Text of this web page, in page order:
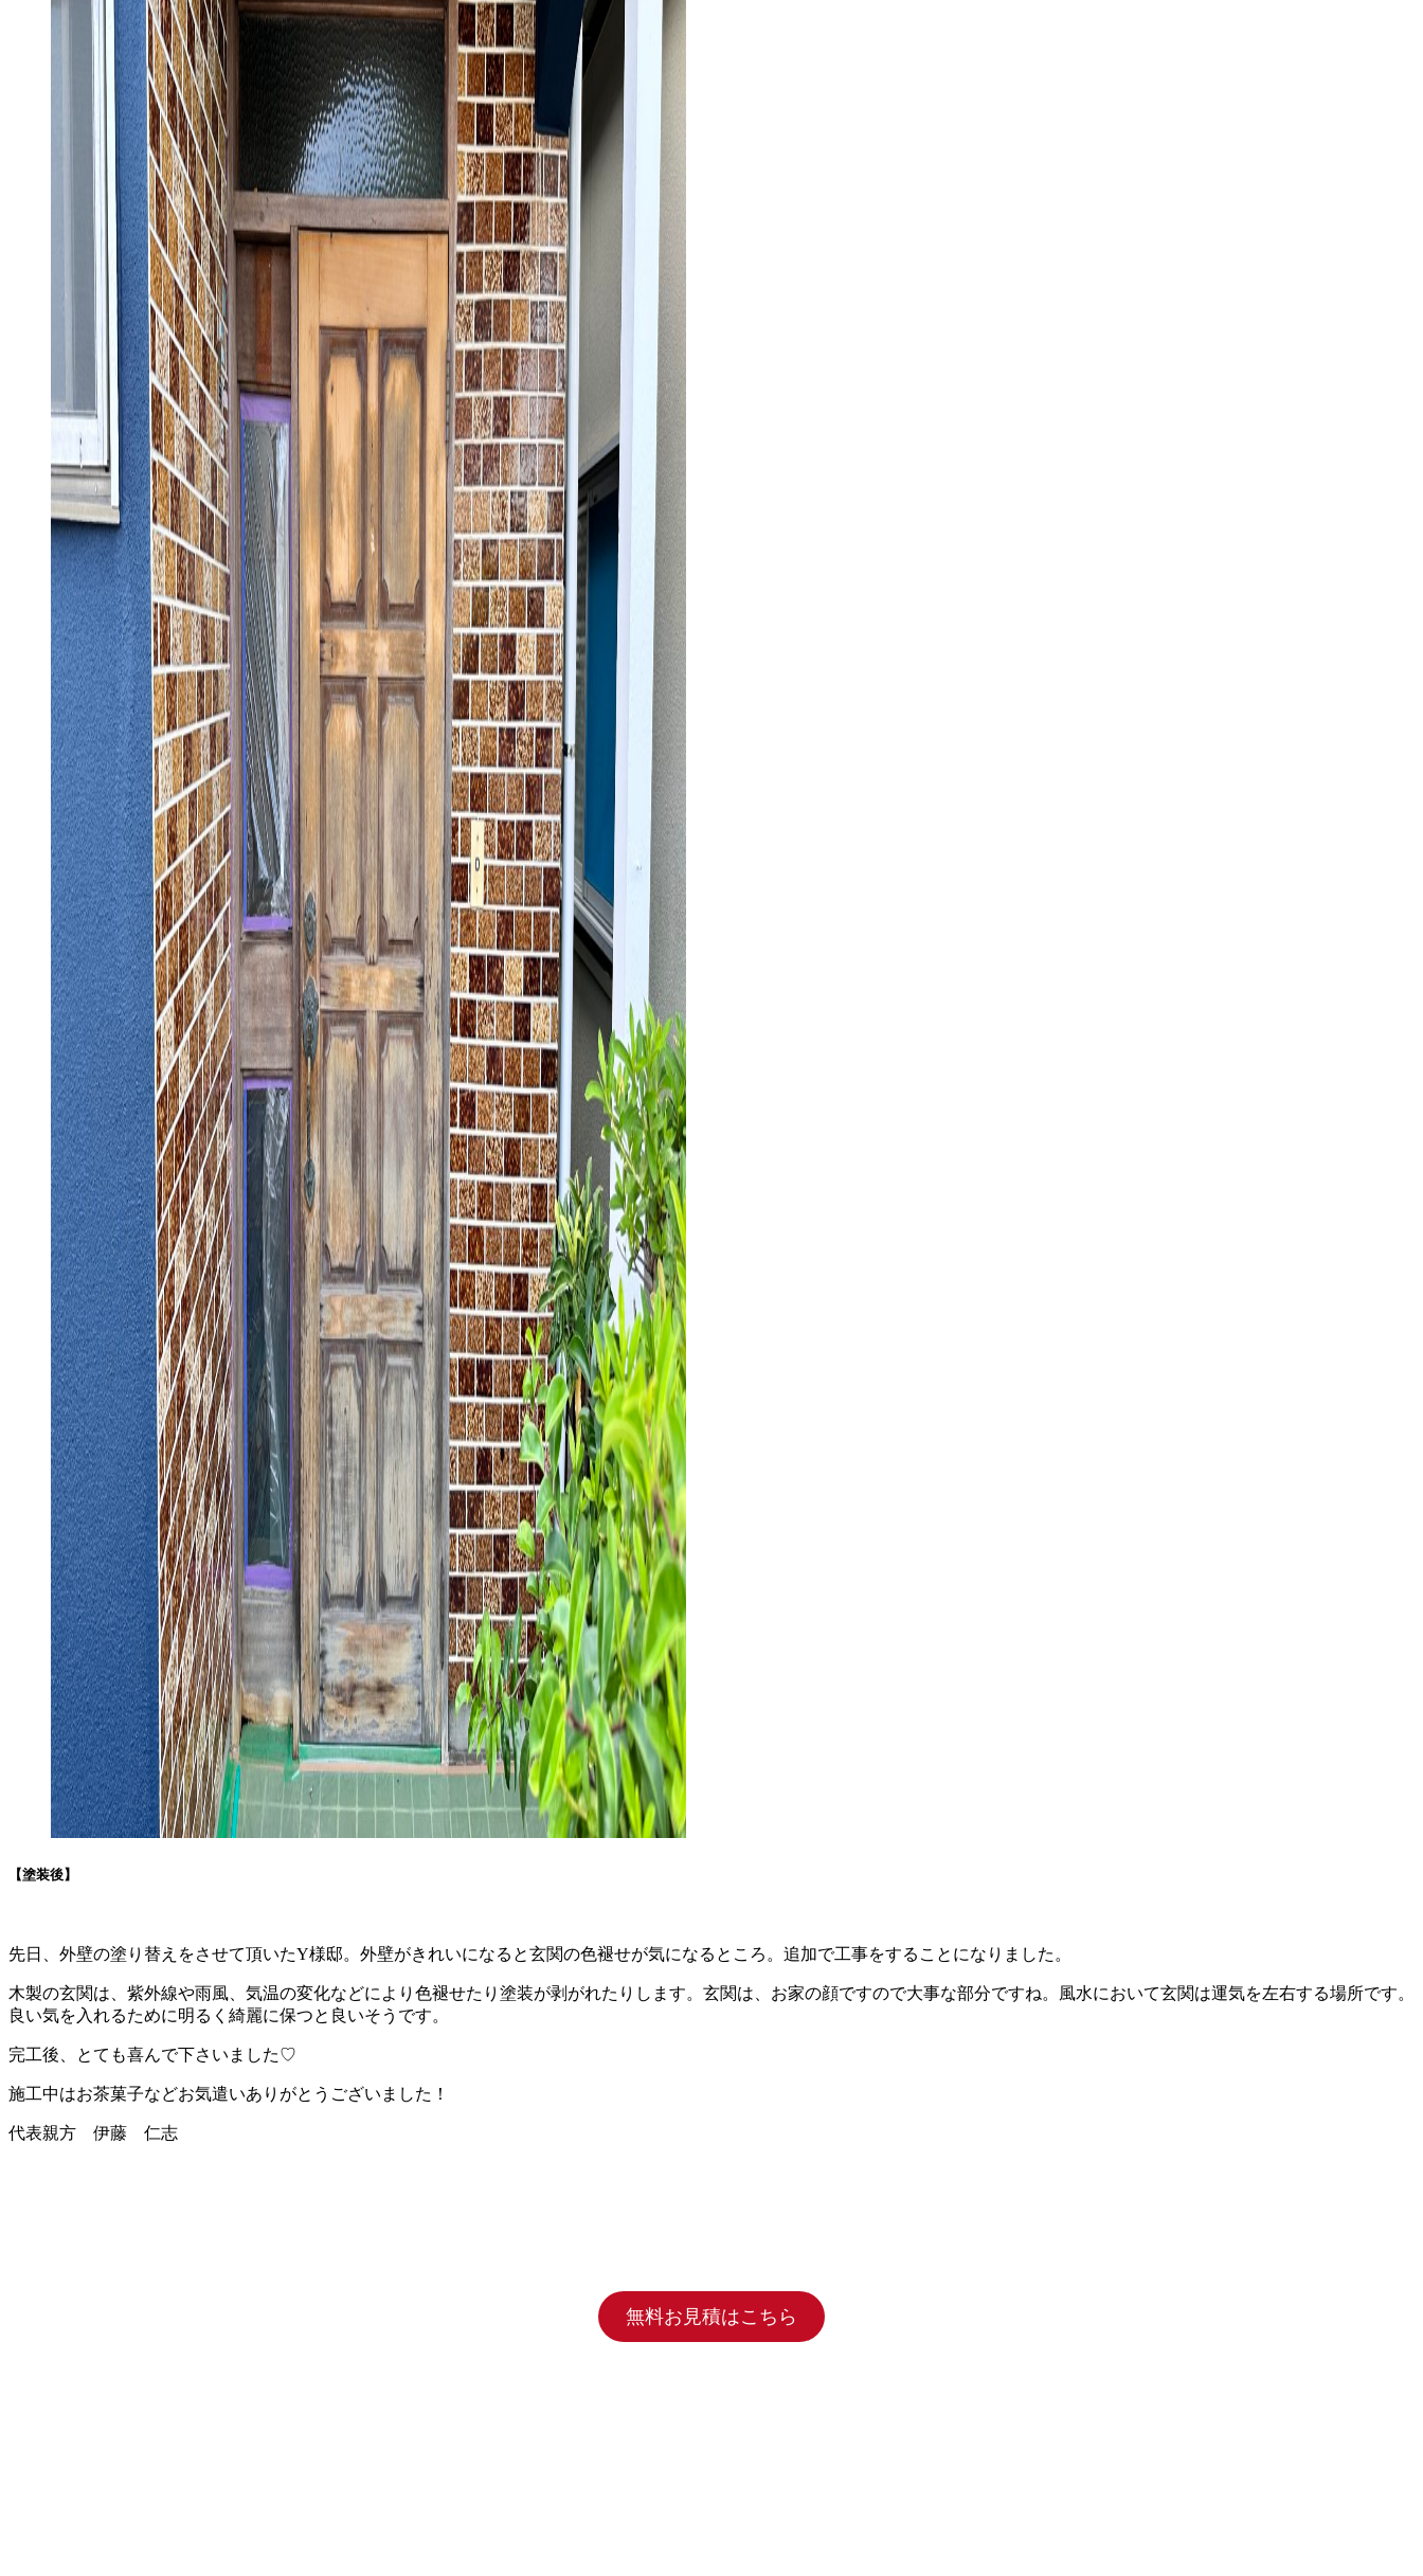
【塗装後】
先日、外壁の塗り替えをさせて頂いたY様邸。外壁がきれいになると玄関の色褪せが気になるところ。追加で工事をすることになりました。
木製の玄関は、紫外線や雨風、気温の変化などにより色褪せたり塗装が剥がれたりします。玄関は、お家の顔ですので大事な部分ですね。風水において玄関は運気を左右する場所です。
良い気を入れるために明るく綺麗に保つと良いそうです。
完工後、とても喜んで下さいました♡
施工中はお茶菓子などお気遣いありがとうございました！
代表親方 伊藤 仁志
無料お見積はこちら